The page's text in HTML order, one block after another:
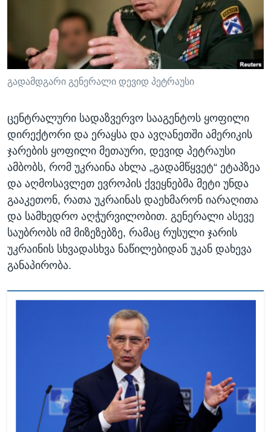
ᲡᲢᲣᲓᲘᲐ ᲕᲐᲨᲘᲜᲒᲢᲝᲜᲘ
ᲔᲙᲝᲜᲝᲛᲘᲙᲐ
ᲯᲐᲜᲛᲠᲗᲔᲚᲝᲑᲐ
ᲛᲔᲪᲜᲘᲔᲠᲔᲑᲐ
ᲘᲜᲢᲔᲠᲕᲘᲣ
ᲒᲐᲚᲘᲚᲔᲝ
ᲓᲔᲖᲘᲜᲤᲝᲠᲛᲐᲪᲘᲐ
Learning English
ᲗᲕᲐᲚᲘ ᲒᲕᲐᲓᲔᲕᲜᲔᲗ
ენები
გადამდგარი გენერალი დევიდ პეტრაუსი
ცენტრალური სადაზვერვო სააგენტოს ყოფილი
დირექტორი და ერაყსა და ავღანეთში ამერიკის
ჯარების ყოფილი მეთაური, დევიდ პეტრაუსი
ამბობს, რომ უკრაინა ახლა „გადამწყვეტ“ ეტაპზეა
და აღმოსავლეთ ევროპის ქვეყნებმა მეტი უნდა
გააკეთონ, რათა უკრაინას დაეხმარონ იარაღითა
და სამხედრო აღჭურვილობით. გენერალი ასევე
საუბრობს იმ მიზეზებზე, რამაც რუსული ჯარის
უკრაინის სხვადასხვა ნაწილებიდან უკან დახევა
განაპირობა.